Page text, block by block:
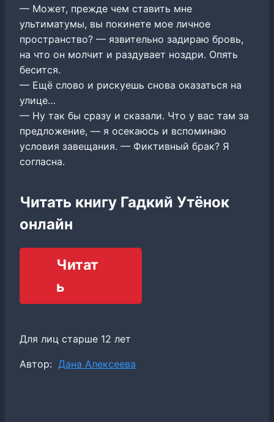
— Может, прежде чем ставить мне
ультиматумы, вы покинете мое личное
пространство? — язвительно задираю бровь,
на что он молчит и раздувает ноздри. Опять
бесится.
— Ещё слово и рискуешь снова оказаться на
улице…
— Ну так бы сразу и сказали. Что у вас там за
предложение, — я осекаюсь и вспоминаю
условия завещания. — Фиктивный брак? Я
согласна.
Читать книгу Гадкий Утёнок
онлайн
Читат
ь
Для лиц старше 12 лет
Метки
Автор: Дана Алексеева